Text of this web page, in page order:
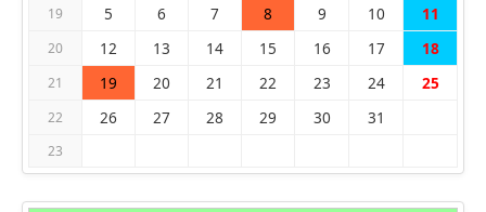
19 5 6 7 8 9 10 11
20 12 13 14 15 16 17 18
21 19 20 21 22 23 24 25
22 26 27 28 29 30 31
23